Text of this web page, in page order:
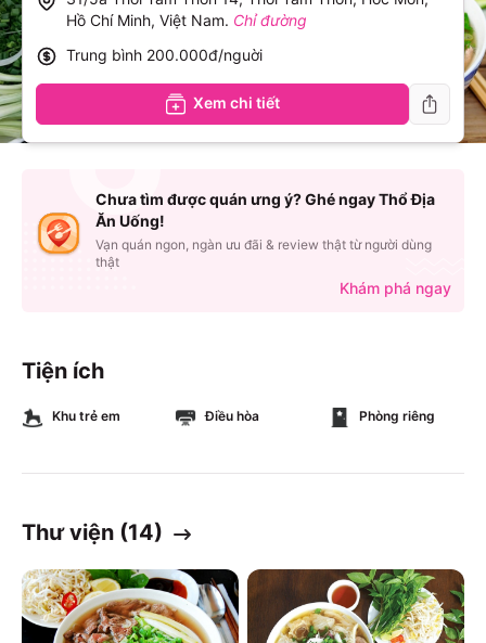
Tiện ích
Khu trẻ em Điều hòa Phòng riêng
Thư viện (14)
Hồ Chí Minh, Việt Nam. Chỉ đường
Trung bình 200.000đ/nguời
Xem chi tiết
Chưa tìm được quán ưng ý? Ghé ngay Thổ Địa
Ăn Uống!
Vạn quán ngon, ngàn ưu đãi & review thật từ người dùng
thật
Khám phá ngay